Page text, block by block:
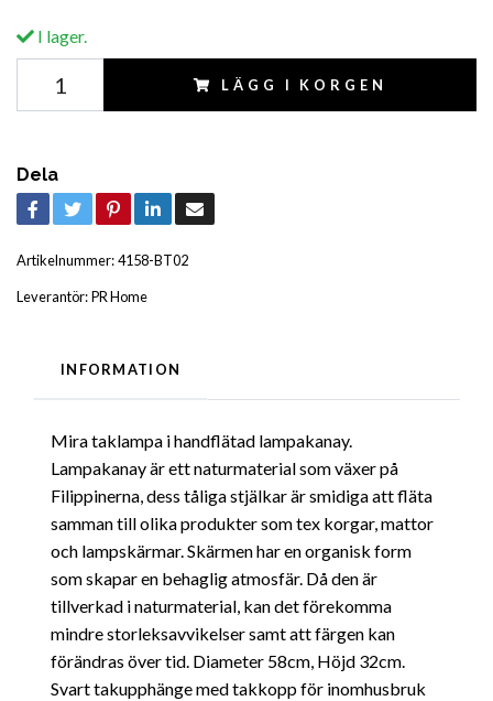
I lager.
LÄGG I KORGEN
Dela
Artikelnummer:4158-BT02
Leverantör:PR Home
INFORMATION
Mira taklampa i handflätad lampakanay.
Lampakanay är ett naturmaterial som växer på
Filippinerna, dess tåliga stjälkar är smidiga att fläta
samman till olika produkter som tex korgar, mattor
och lampskärmar. Skärmen har en organisk form
som skapar en behaglig atmosfär. Då den är
tillverkad i naturmaterial, kan det förekomma
mindre storleksavvikelser samt att färgen kan
förändras över tid. Diameter 58cm, Höjd 32cm.
Svart takupphänge med takkopp för inomhusbruk